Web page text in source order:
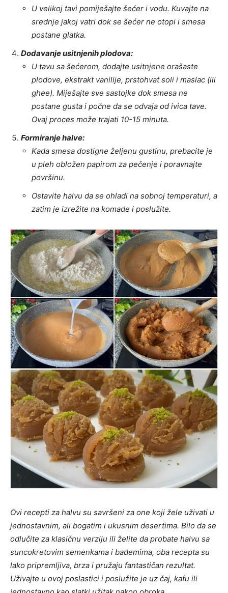
U velikoj tavi pomiješajte šećer i vodu. Kuvajte na
srednje jakoj vatri dok se šećer ne otopi i smesa
postane glatka.
Dodavanje usitnjenih plodova:
U tavu sa šećerom, dodajte usitnjene orašaste
plodove, ekstrakt vanilije, prstohvat soli i maslac (ili
ghee). Miješajte sve sastojke dok smesa ne
postane gusta i počne da se odvaja od ivica tave.
Ovaj proces može trajati 10-15 minuta.
Formiranje halve:
Kada smesa dostigne željenu gustinu, prebacite je
u pleh obložen papirom za pečenje i poravnajte
površinu.
Ostavite halvu da se ohladi na sobnoj temperaturi, a
zatim je izrežite na komade i poslužite.
Ovi recepti za halvu su savršeni za one koji žele uživati u
jednostavnim, ali bogatim i ukusnim desertima. Bilo da se
odlučite za klasičnu verziju ili želite da probate halvu sa
suncokretovim semenkama i bademima, oba recepta su
lako pripremljiva, brza i pružaju fantastičan rezultat.
Uživajte u ovoj poslastici i poslužite je uz čaj, kafu ili